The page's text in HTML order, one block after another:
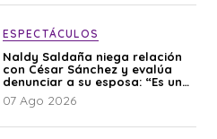
ESPECTÁCULOS
Naldy Saldaña niega relación
con César Sánchez y evalúa
denunciar a su esposa: “Es una
difamación”
07 Ago 2026